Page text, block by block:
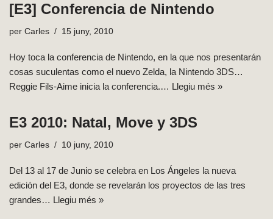
[E3] Conferencia de Nintendo
per Carles 15 juny, 2010
Hoy toca la conferencia de Nintendo, en la que nos presentarán
cosas suculentas como el nuevo Zelda, la Nintendo 3DS…
Reggie Fils-Aime inicia la conferencia.… Llegiu més »
E3 2010: Natal, Move y 3DS
per Carles 10 juny, 2010
Del 13 al 17 de Junio se celebra en Los Ángeles la nueva
edición del E3, donde se revelarán los proyectos de las tres
grandes… Llegiu més »